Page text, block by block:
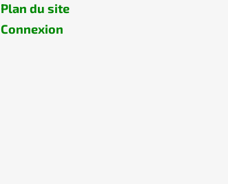
Plan du site
Connexion